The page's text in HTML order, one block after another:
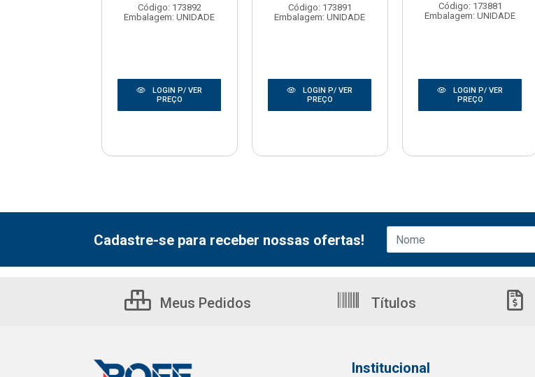
Código: 173892
Embalagem: UNIDADE
LOGIN P/ VER
PREÇO
Código: 173891
Embalagem: UNIDADE
LOGIN P/ VER
PREÇO
Código: 173881
Embalagem: UNIDADE
LOGIN P/ VER
PREÇO
Cadastre-se para receber nossas ofertas!
Meus Pedidos Títulos
Institucional